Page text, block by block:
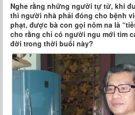
Nghe rằng những người tự tử, khi
thì người nhà phải đóng cho bệnh
phạt, được bà con gọi nôm na là
cho rằng chỉ có người ngu mới tìm
đời trong thời buổi này?